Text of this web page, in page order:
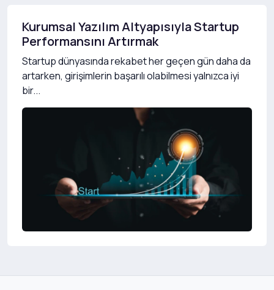
Kurumsal Yazılım Altyapısıyla Startup
Performansını Artırmak
Startup dünyasında rekabet her geçen gün daha da
artarken, girişimlerin başarılı olabilmesi yalnızca iyi
bir...